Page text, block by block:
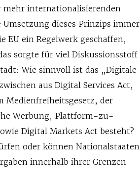
mehr internationalisierenden
dieses Prinzips immer
EU ein Regelwerk geschaffen,
sorgte für viel Diskussionsstoff
Wie sinnvoll ist das „Digitale
aus Digital Services Act,
Medienfreiheitsgesetz, der
Werbung, Plattform-zu-
Digital Markets Act besteht?
oder können Nationalstaaten
innerhalb ihrer Grenzen